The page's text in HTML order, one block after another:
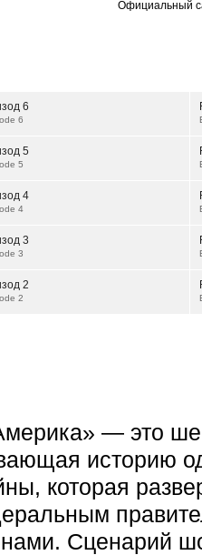
Официальный
6
6
5
5
4
4
3
3
2
2
— это
историю
которая
Сценарий